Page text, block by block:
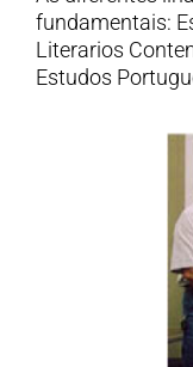
fundamentais:
Literarios
Estudos